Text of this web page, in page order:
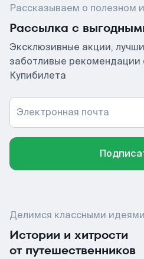
Рассказываем о полезном
Рассылка с
Эксклюзивные акции,
заботливые рекомендации
Купибилета
Электронная почта
Делимся классными идеями
Истории и хитрости
от путешественников